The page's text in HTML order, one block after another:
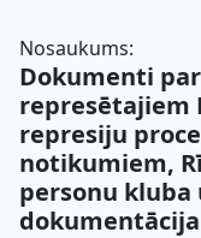
Nosaukums:
Dokumenti
represētajiem
represiju
notikumiem,
personu kluba
dokumentācija